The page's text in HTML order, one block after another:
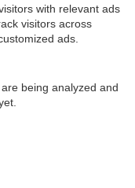
with relevant ads
visitors across
ads.
being analyzed and